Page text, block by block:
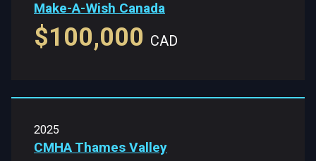
Make-A-Wish Canada
$100,000 CAD
2025
CMHA Thames Valley